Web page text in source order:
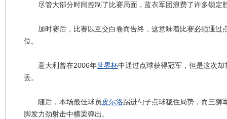
尽管大部分时间控制了比赛局面，蓝衣军团浪费了许多锁定
加时赛后，比赛以互交白卷而告终，这意味着比赛必须通过
位。
意大利曾在2006年世界杯中通过点球获得冠军，但是这次却
丢。
随后，本场最佳球员皮尔洛踢进勺子点球稳住局势，而三狮
脚发力劲射击中横梁弹出。